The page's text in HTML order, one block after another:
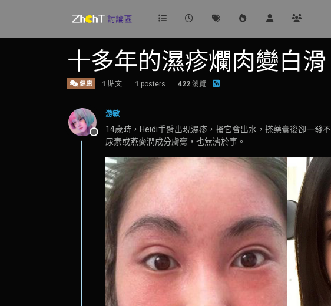
十多年的濕疹爛肉變白
健康 1 貼文 1 posters 422 瀏覽
離線
游敏
14歲時，Heidi手臂出現濕疹，搔它會出水，搽藥膏後卻一發
尿素或燕麥潤成分膚膏，也無濟於事。